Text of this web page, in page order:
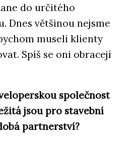
Čechách stavíme hlavně
že bychom nechtěli
ale protože takový je
do určitého
Dnes většinou nejsme
museli klienty
Spíš se oni obracejí
společnost
jsou pro stavební
partnerství?